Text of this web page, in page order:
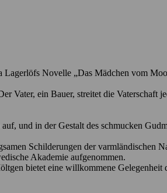
Novelle „Das Mädchen vom
ein Bauer, streitet die Vaterschaft
und in der Gestalt des schmucken
Schilderungen der varmländischen
Akademie aufgenommen.
bietet eine willkommene Gelegenheit